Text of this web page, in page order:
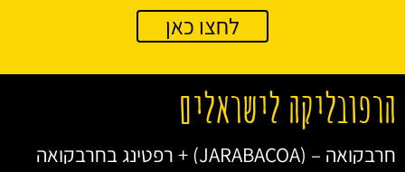
לחצו כאן
הרפובליקה לישראלים
חרבקואה – (JARABACOA) + רפטינג בחרבקואה